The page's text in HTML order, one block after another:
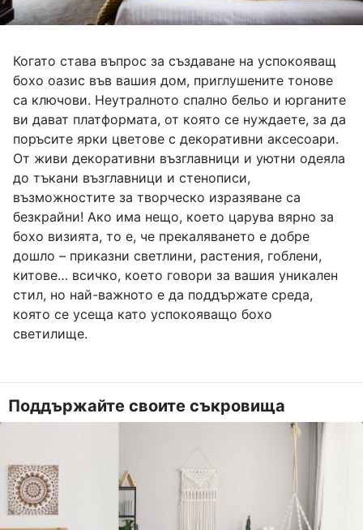
Когато става въпрос за създаване на успокояващ
бохо оазис във вашия дом, приглушените тонове
са ключови. Неутралното спално бельо и юрганите
ви дават платформата, от която се нуждаете, за да
поръсите ярки цветове с декоративни аксесоари.
От живи декоративни възглавници и уютни одеяла
до тъкани възглавници и стенописи,
възможностите за творческо изразяване са
безкрайни! Ако има нещо, което царува вярно за
бохо визията, то е, че прекаляването е добре
дошло – приказни светлини, растения, гоблени,
китове… всичко, което говори за вашия уникален
стил, но най-важното е да поддържате среда,
която се усеща като успокояващо бохо
светилище.
Поддържайте своите съкровища